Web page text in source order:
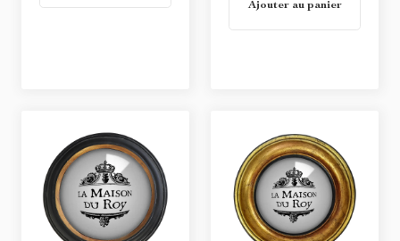
Ajouter au panier